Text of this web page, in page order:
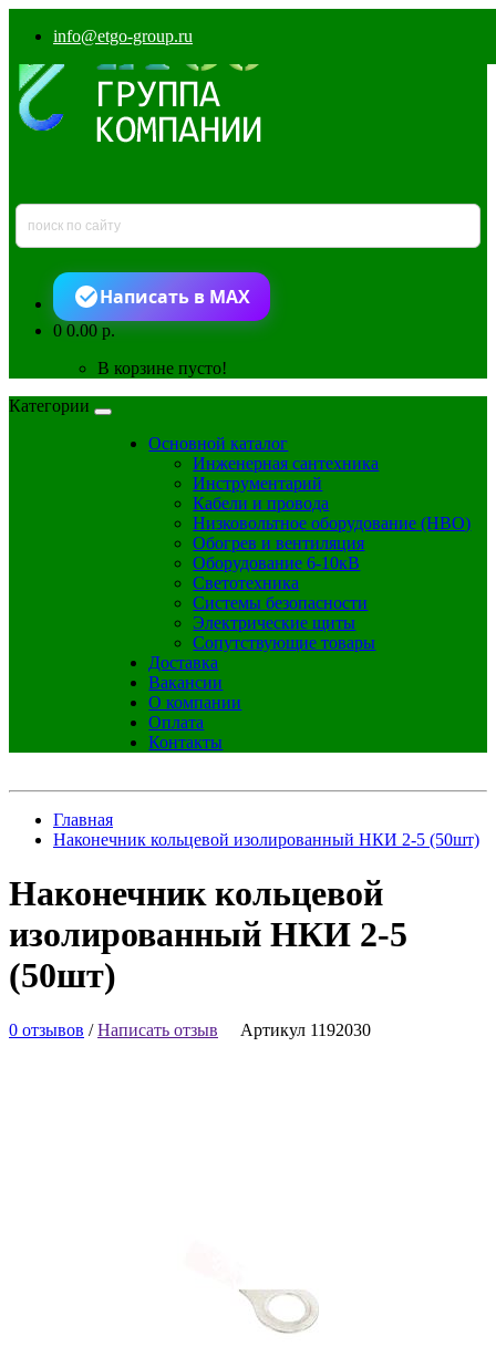
info@etgo-group.ru
Написать в MAX
00.00 р.
В корзине пусто!
Категории
Основной каталог
Инженерная сантехника
Инструментарий
Кабели и провода
Низковольтное оборудование (НВО)
Обогрев и вентиляция
Оборудование 6-10кВ
Светотехника
Системы безопасности
Электрические щиты
Сопутствующие товары
Доставка
Вакансии
О компании
Оплата
Контакты
Главная
Наконечник кольцевой изолированный НКИ 2-5 (50шт)
Наконечник кольцевой
изолированный НКИ 2-5
(50шт)
0 отзывов /Написать отзыв Артикул 1192030